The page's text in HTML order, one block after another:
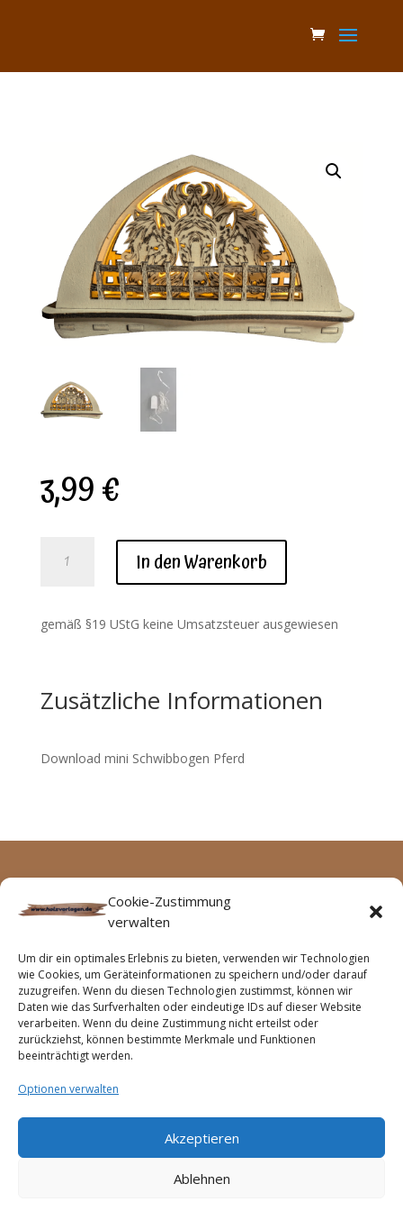
Cookie-Zustimmung
verwalten
Um dir ein optimales Erlebnis zu bieten, verwenden wir Technologien
wie Cookies, um Geräteinformationen zu speichern und/oder darauf
zuzugreifen. Wenn du diesen Technologien zustimmst, können wir
Daten wie das Surfverhalten oder eindeutige IDs auf dieser Website
verarbeiten. Wenn du deine Zustimmung nicht erteilst oder
zurückziehst, können bestimmte Merkmale und Funktionen
beeinträchtigt werden.
Optionen verwalten
Akzeptieren
Ablehnen
3,99€
Schwibbogen
Menge
In den Warenkorb
gemäß §19 UStG keine Umsatzsteuer ausgewiesen
Zusätzliche Informationen
Download mini Schwibbogen Pferd
Archive
Keine Archive zum Anzeigen.
Startseite
Impressum
Haftungsausschluss
Cookie-Richtlinie (EU)
Datenschutzerklärung (EU)